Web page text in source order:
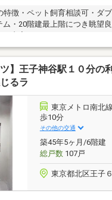
徴・ペット飼育相談可・ダ
ム・20階建最上階につき眺望
便座付トイレ・専有部分配管
売実績 ・R1(適合リノベーシ
グ3年連続NO.1！ ・年間1000
ン実績 ・累計販売戸数2万
行はじめ大手金融機関の都市
提携をしています!物件によっ
りますので、是非一度ご相談く
ツ】王子神谷駅１０分の
るラ
東京メトロ南北
歩10分
その他の交通
築45年5ヶ月/6階建
総戸数107戸
東京都北区王子６